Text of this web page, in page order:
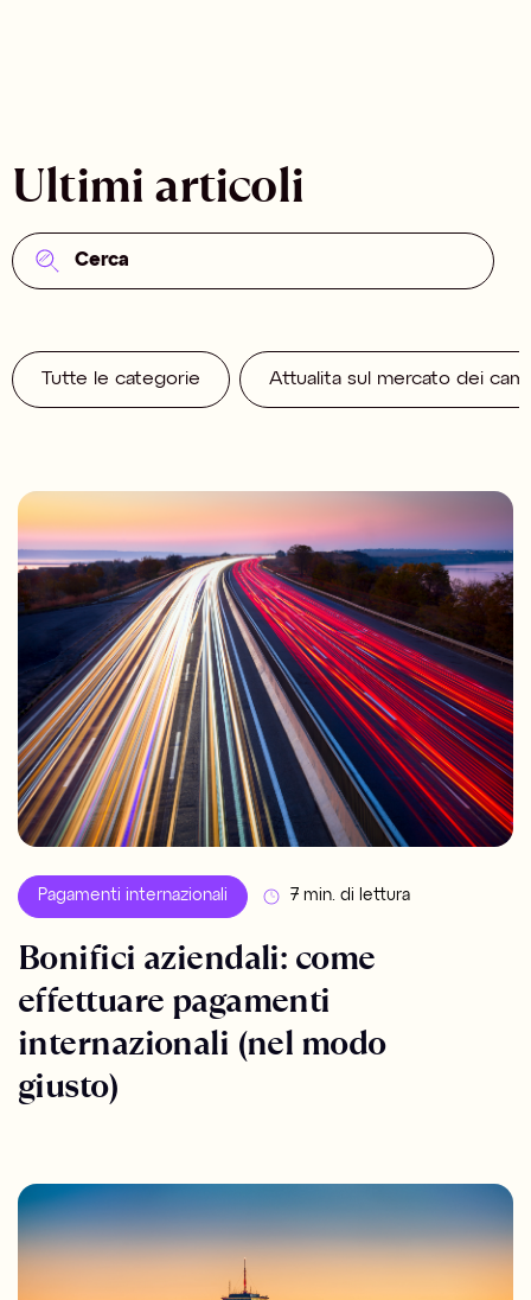
Ultimi articoli
Tutte le categorie Attualita sul mercato dei
Pagamenti internazionali 7 min. di lettura
Bonifici aziendali: come
effettuare pagamenti
internazionali (nel modo
giusto)